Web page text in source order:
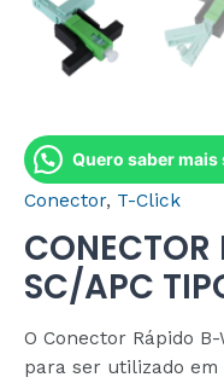
Quero saber
Conector, T-Click
SC/APC
O Conector Rápido
para ser utilizado